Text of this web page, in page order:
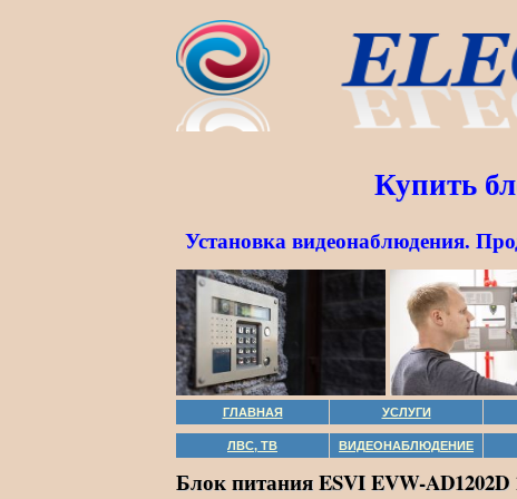
Купить
Установка видеонаблюдения.
ГЛАВНАЯ УСЛУГИ
ЛВС, ТВ ВИДЕОНАБЛЮДЕНИЕ
Блок питания ESVI EVW-